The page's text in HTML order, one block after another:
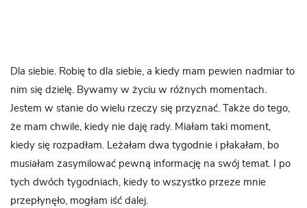
Dla siebie. Robię to dla siebie, a kiedy mam pewien nadmiar to
nim się dzielę. Bywamy w życiu w różnych momentach.
Jestem w stanie do wielu rzeczy się przyznać. Także do tego,
że mam chwile, kiedy nie daję rady. Miałam taki moment,
kiedy się rozpadłam. Leżałam dwa tygodnie i płakałam, bo
musiałam zasymilować pewną informację na swój temat. I po
tych dwóch tygodniach, kiedy to wszystko przeze mnie
przepłynęło, mogłam iść dalej.